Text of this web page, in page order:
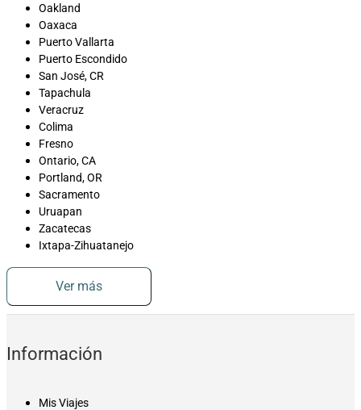
Oakland
Oaxaca
Puerto Vallarta
Puerto Escondido
San José, CR
Tapachula
Veracruz
Colima
Fresno
Ontario, CA
Portland, OR
Sacramento
Uruapan
Zacatecas
Ixtapa-Zihuatanejo
Ver más
Información
Mis Viajes